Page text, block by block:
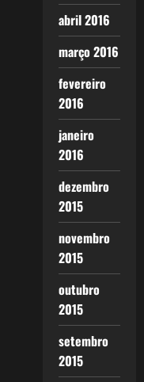
abril 2016
março 2016
fevereiro
2016
janeiro
2016
dezembro
2015
novembro
2015
outubro
2015
setembro
2015